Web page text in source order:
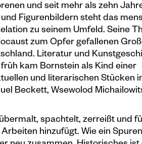
und seit mehr als zehn
Figurenbildern steht das
zu seinem Umfeld. Seine
zum Opfer gefallenen
Literatur und
kam Bornstein als Kind einer
und literarischen Stücken
Beckett, Wsewolod
spachtelt, zerreißt und
hinzufügt. Wie ein